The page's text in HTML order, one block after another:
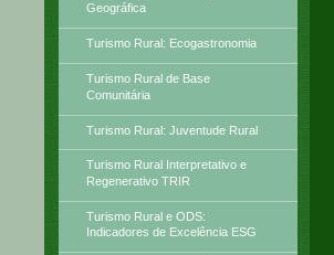
Geográfica
Turismo Rural: Ecogastronomia
Turismo Rural de Base
Comunitária
Turismo Rural: Juventude Rural
Turismo Rural Interpretativo e
Regenerativo TRIR
Turismo Rural e ODS:
Indicadores de Excelência ESG